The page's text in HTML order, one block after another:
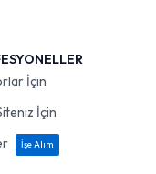
İçin
İçin
İşe Alım